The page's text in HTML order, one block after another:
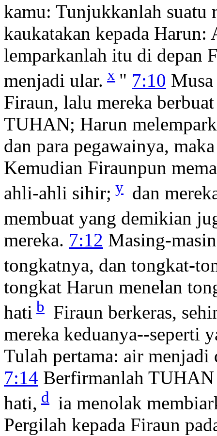
kamu: Tunjukkanlah suatu
kaukatakan kepada
lemparkanlah itu di depan
menjadi ular. x " 7:10
Firaun, lalu mereka
TUHAN; Harun
dan para pegawainya,
Kemudian Firaunpun
ahli-ahli sihir; y dan
membuat yang demikian
mereka. 7:12 Masing-
tongkatnya, dan tongkat-
tongkat Harun menelan
hati b Firaun berkeras,
mereka keduanya--seperti
Tulah pertama: air menjadi
7:14 Berfirmanlah TUHAN
hati, d ia menolak
Pergilah kepada Firaun